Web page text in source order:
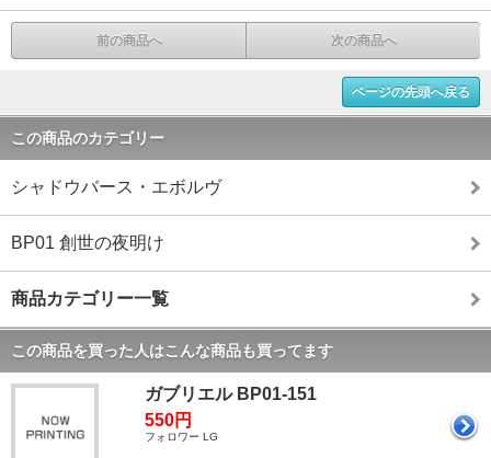
前の商品へ 次の商品へ
ページの先頭へ戻る
この商品のカテゴリー
シャドウバース・エボルヴ
BP01 創世の夜明け
商品カテゴリー一覧
この商品を買った人はこんな商品も買ってます
ガブリエル BP01-151
550円
フォロワー LG